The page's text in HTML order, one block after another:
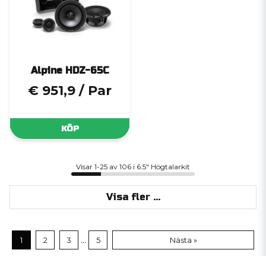
Alpine HDZ-65C
€ 951,9 / Par
KÖP
Visar 1-25 av 106 i 6.5" Högtalarkit
Visa fler ...
1 2 3 ... 5 Nästa »